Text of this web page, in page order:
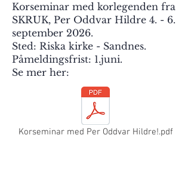
Korseminar med korlegenden fra
SKRUK, Per Oddvar Hildre 4. - 6.
september 2026.
Sted: Riska kirke - Sandnes.
Påmeldingsfrist: 1.juni.
Se mer her:
Korseminar med Per Oddvar Hildre!.pdf